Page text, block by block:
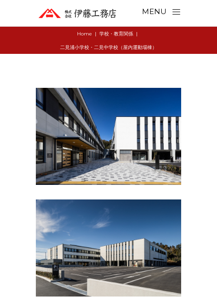
MENU
Home | 学校・教育関係|
二見浦小学校・二見中学校（屋内運動場棟）